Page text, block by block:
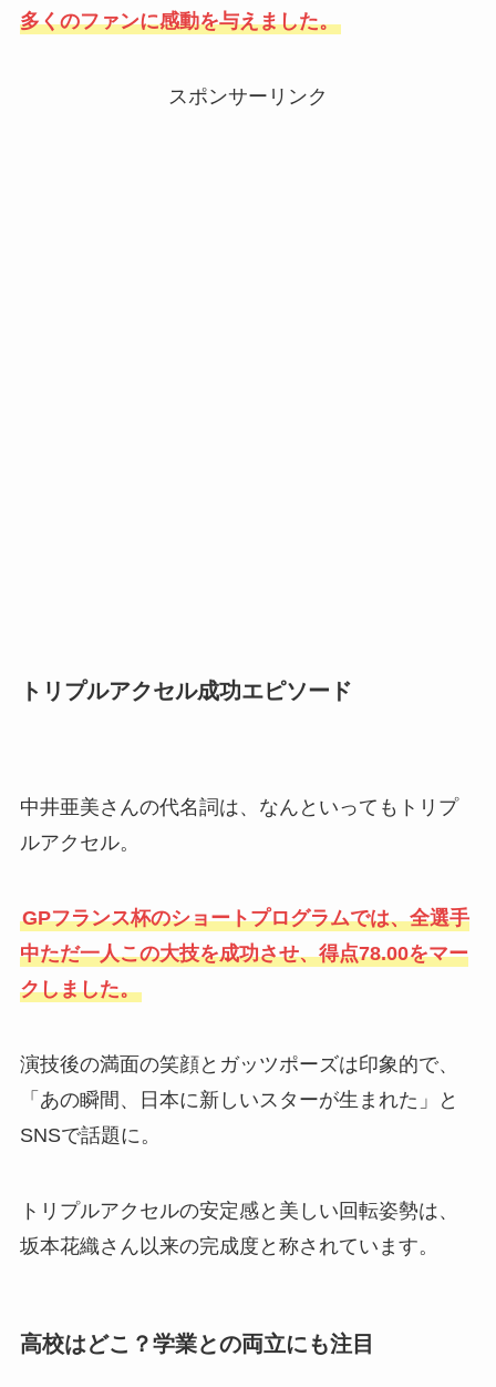
多くのファンに感動を与えました。
スポンサーリンク
トリプルアクセル成功エピソード
中井亜美さんの代名詞は、なんといってもトリプ
ルアクセル。
GPフランス杯のショートプログラムでは、全選手
中ただ一人この大技を成功させ、得点78.00をマー
クしました。
演技後の満面の笑顔とガッツポーズは印象的で、
「あの瞬間、日本に新しいスターが生まれた」と
SNSで話題に。
トリプルアクセルの安定感と美しい回転姿勢は、
坂本花織さん以来の完成度と称されています。
高校はどこ？学業との両立にも注目